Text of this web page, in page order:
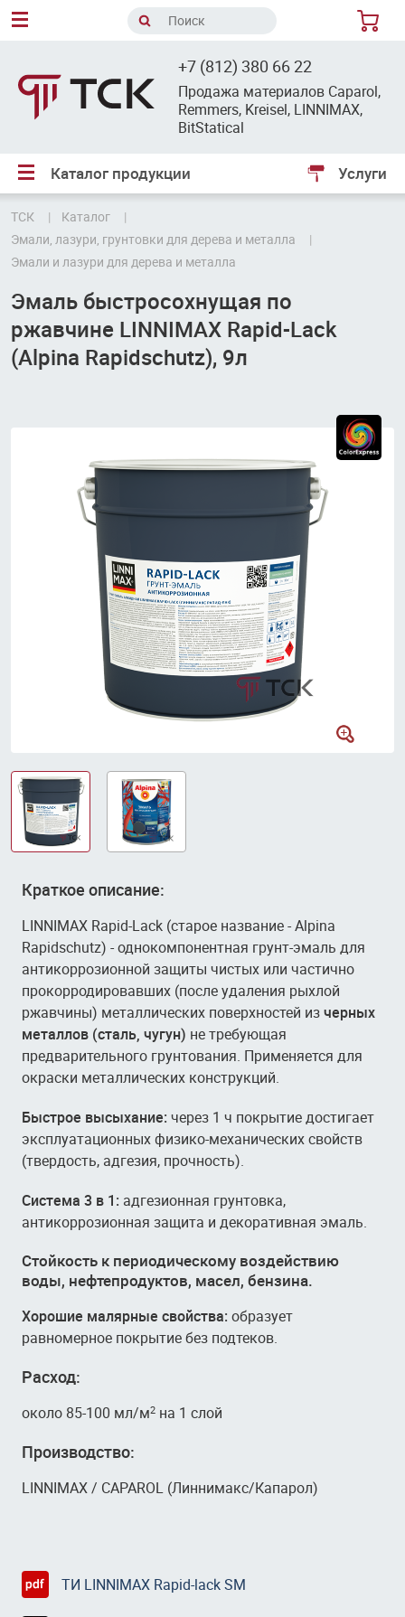
+7 (812) 380 66 22
Продажа материалов Caparol,
Remmers, Kreisel, LINNIMAX,
BitStatical
Каталог продукции Услуги
ТСК
Каталог
Эмали, лазури, грунтовки для дерева и металла
Эмали и лазури для дерева и металла
Эмаль быстросохнущая по
ржавчине LINNIMAX Rapid-Lack
(Alpina Rapidschutz), 9л
Краткое описание:
LINNIMAX Rapid-Lack (старое название - Alpina
Rapidschutz) - однокомпонентная грунт-эмаль для
антикоррозионной защиты чистых или частично
прокорродировавших (после удаления рыхлой
ржавчины) металлических поверхностей изчерных
металлов (сталь, чугун) не требующая
предварительного грунтования. Применяется для
окраски металлических конструкций.
Быстрое высыхание: через 1 ч покрытие достигает
эксплуатационных физико-механических свойств
(твердость, адгезия, прочность).
Система 3 в 1: адгезионная грунтовка,
антикоррозионная защита и декоративная эмаль.
Стойкость к периодическому воздействию
воды, нефтепродуктов, масел, бензина.
Хорошие малярные свойства: образует
равномерное покрытие без подтеков.
Расход:
около 85-100 мл/м2 на 1 слой
Производство:
LINNIMAX / CAPAROL (Линнимакс/Капарол)
ТИ LINNIMAX Rapid-lack SM